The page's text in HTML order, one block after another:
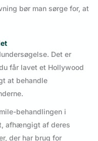
bør man sørge for, at
Det er
får lavet et Hollywood
at behandle
behandlingen i
afhængigt af deres
der har brug for